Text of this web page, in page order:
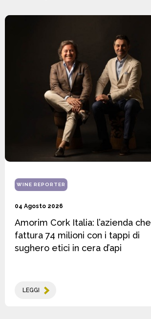
WINE REPORTER
04 Agosto 2026
Amorim Cork Italia: l’azienda che
fattura 74 milioni con i tappi di
sughero etici in cera d’api
LEGGI